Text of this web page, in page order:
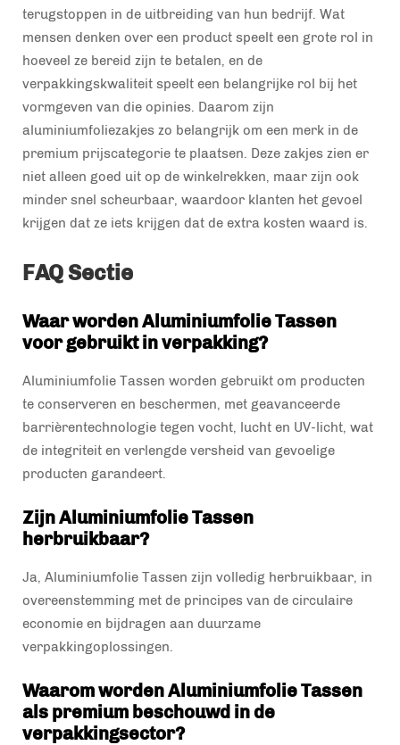
terugstoppen in de uitbreiding van hun bedrijf. Wat
mensen denken over een product speelt een grote rol in
hoeveel ze bereid zijn te betalen, en de
verpakkingskwaliteit speelt een belangrijke rol bij het
vormgeven van die opinies. Daarom zijn
aluminiumfoliezakjes zo belangrijk om een merk in de
premium prijscategorie te plaatsen. Deze zakjes zien er
niet alleen goed uit op de winkelrekken, maar zijn ook
minder snel scheurbaar, waardoor klanten het gevoel
krijgen dat ze iets krijgen dat de extra kosten waard is.
FAQ Sectie
Waar worden Aluminiumfolie Tassen
voor gebruikt in verpakking?
Aluminiumfolie Tassen worden gebruikt om producten
te conserveren en beschermen, met geavanceerde
barrièrentechnologie tegen vocht, lucht en UV-licht, wat
de integriteit en verlengde versheid van gevoelige
producten garandeert.
Zijn Aluminiumfolie Tassen
herbruikbaar?
Ja, Aluminiumfolie Tassen zijn volledig herbruikbaar, in
overeenstemming met de principes van de circulaire
economie en bijdragen aan duurzame
verpakkingoplossingen.
Waarom worden Aluminiumfolie Tassen
als premium beschouwd in de
verpakkingsector?